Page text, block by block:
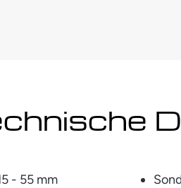
- 55 mm